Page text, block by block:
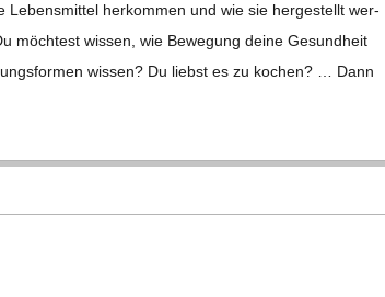
Lebens­mit­tel her­kom­men und wie sie her­ge­stellt wer­
möch­test wis­sen, wie Bewe­gung deine Gesund­heit
wis­sen? Du liebst es zu kochen? … Dann